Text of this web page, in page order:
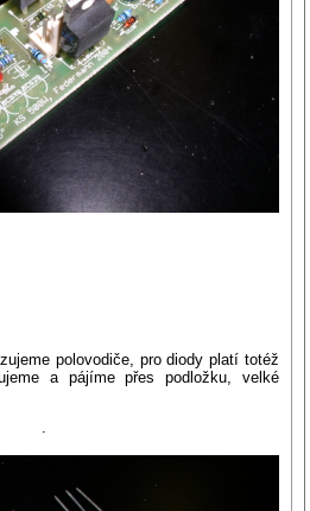
polovodiče, pro diody platí totéž
a pájíme přes podložku, velké
.